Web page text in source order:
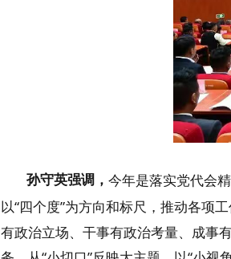
孙守英强调 ， 今年是落实党代会
以“四个度”为方向和标尺，推动各项工
有政治立场、干事有政治考量、成事